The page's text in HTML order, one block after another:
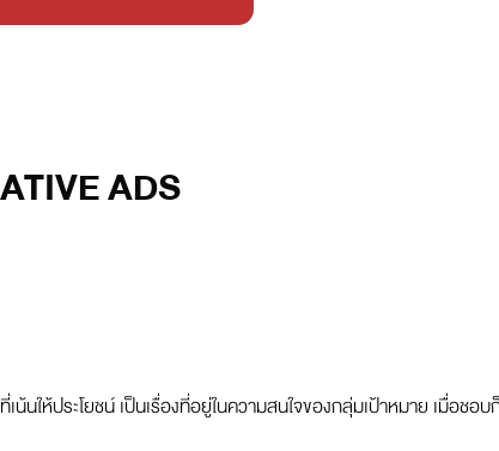
ADS
ให้ประโยชน์ เป็นเรื่องที่อยู่ในความสนใจของกลุ่มเป้าหมาย เมื่อชอ